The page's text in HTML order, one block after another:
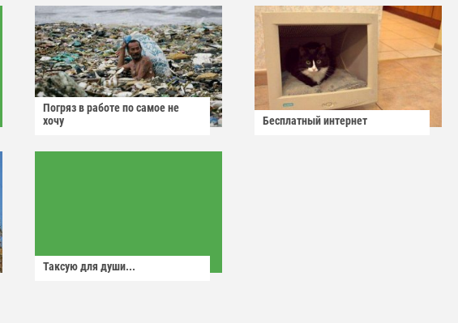
Погряз в работе по самое не
хочу
Бесплатный интернет
Таксую для души...